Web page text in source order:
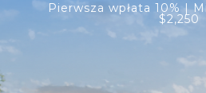
Pierwsza wpłata 10% |
$2,250